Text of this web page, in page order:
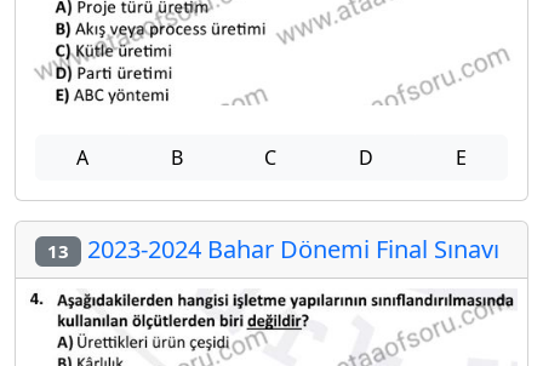
A B C D E
13 2023-2024 Bahar Dönemi Final Sınavı